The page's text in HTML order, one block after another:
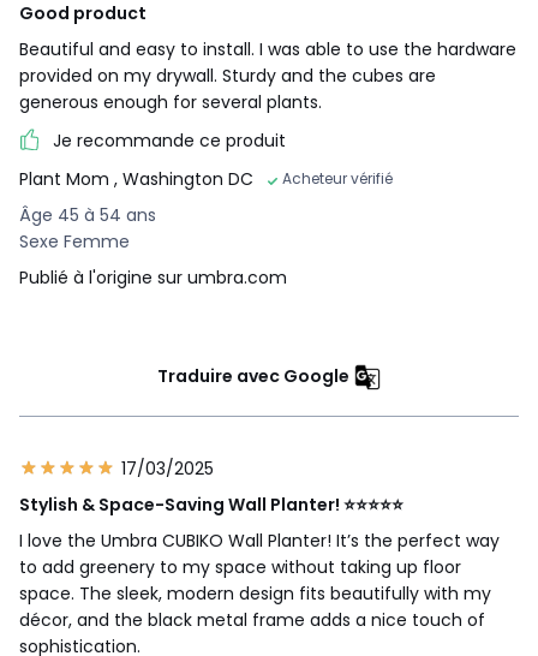
Good product
Beautiful and easy to install. I was able to use the hardware
provided on my drywall. Sturdy and the cubes are
generous enough for several plants.
Je recommande ce produit
Plant Mom , Washington DC Acheteur vérifié
Âge 45 à 54 ans
Sexe Femme
Publié à l'origine sur umbra.com
Traduire avec Google
17/03/2025
Stylish & Space-Saving Wall Planter! ⭐⭐⭐⭐⭐
I love the Umbra CUBIKO Wall Planter! It’s the perfect way
to add greenery to my space without taking up floor
space. The sleek, modern design fits beautifully with my
décor, and the black metal frame adds a nice touch of
sophistication.